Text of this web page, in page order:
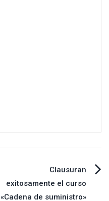
Clausuran
exitosamente el curso
«Cadena de suministro»